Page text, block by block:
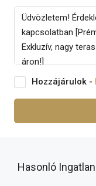
Hozzájárulok -
Hasonló